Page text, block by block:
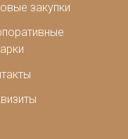
закупки